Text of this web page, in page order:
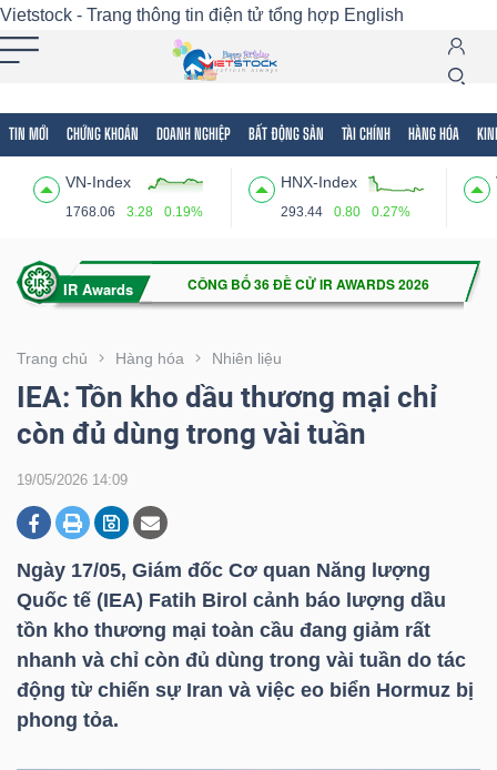
Vietstock - Trang thông tin điện tử tổng hợp English
TIN MỚI CHỨNG KHOÁN DOANH NGHIỆP BẤT ĐỘNG SẢN TÀI CHÍNH HÀNG HÓA
VN-Index
1768.06 3.28 0.19%
HNX-Index
293.44 0.80 0.27%
Trang chủ Hàng hóa Nhiên liệu
IEA: Tồn kho dầu thương mại chỉ
còn đủ dùng trong vài tuần
19/05/2026 14:09
Ngày 17/05, Giám đốc Cơ quan Năng lượng
Quốc tế (IEA) Fatih Birol cảnh báo lượng dầu
tồn kho thương mại toàn cầu đang giảm rất
nhanh và chỉ còn đủ dùng trong vài tuần do tác
động từ chiến sự Iran và việc eo biển Hormuz bị
phong tỏa.
Tất cả Tính năng Ngành Mã chứng khoán
Tính
(-)
VIETSTOCK
CHỨNG
DOANH
NGHIỆP
BẤT